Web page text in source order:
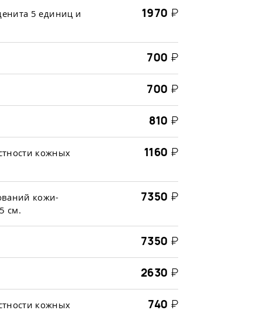
5 единиц и
1970 ₽
700 ₽
700 ₽
810 ₽
кожных
1160 ₽
кожи-
см.
7350 ₽
7350 ₽
2630 ₽
кожных
740 ₽